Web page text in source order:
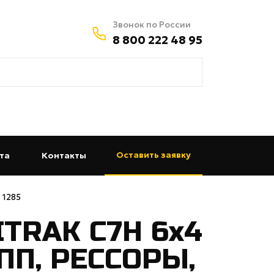
Звонок по России
8 800 222 48 95
(current)Контакты (current)Оставить заявку
C7H 6x4
РЕССОРЫ,